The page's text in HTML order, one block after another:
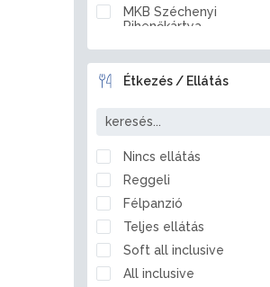
Balassagyarmat
Balatonakarattya
Balatonberény
Balatonboglár
Balatonederics
Balatonfenyves
Balatonfőkajár
Balatonföldvár
Balatonfüred
MKB Széchenyi
Pihenőkártya
Készpénz
Átutalás
Étkezés / Ellátás
Nincs ellátás
Reggeli
Félpanzió
Teljes ellátás
Soft all inclusive
All inclusive